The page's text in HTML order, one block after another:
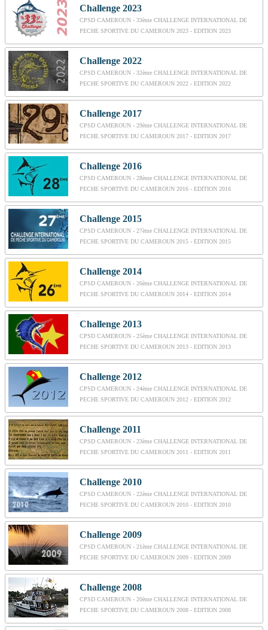
Challenge 2023
CPSD CAMEROUN - 33ème CHALLENGE INTERNATIONAL DE
PECHE SPORTIVE DU CAMEROUN 2023 - EDITION 2023
Challenge 2022
CPSD CAMEROUN - 32ème CHALLENGE INTERNATIONAL DE
PECHE SPORTIVE DU CAMEROUN 2022 - EDITION 2022
Challenge 2017
CPSD CAMEROUN - 29ème CHALLENGE INTERNATIONAL DE
PECHE SPORTIVE DU CAMEROUN 2017 - EDITION 2017
Challenge 2016
CPSD CAMEROUN - 28ème CHALLENGE INTERNATIONAL DE
PECHE SPORTIVE DU CAMEROUN 2016 - EDITION 2016
Challenge 2015
CPSD CAMEROUN - 27ème CHALLENGE INTERNATIONAL DE
PECHE SPORTIVE DU CAMEROUN 2015 - EDITION 2015
Challenge 2014
CPSD CAMEROUN - 26ème CHALLENGE INTERNATIONAL DE
PECHE SPORTIVE DU CAMEROUN 2014 - EDITION 2014
Challenge 2013
CPSD CAMEROUN - 25ème CHALLENGE INTERNATIONAL DE
PECHE SPORTIVE DU CAMEROUN 2013 - EDITION 2013
Challenge 2012
CPSD CAMEROUN - 24ème CHALLENGE INTERNATIONAL DE
PECHE SPORTIVE DU CAMEROUN 2012 - EDITION 2012
Challenge 2011
CPSD CAMEROUN - 23ème CHALLENGE INTERNATIONAL DE
PECHE SPORTIVE DU CAMEROUN 2011 - EDITION 2011
Challenge 2010
CPSD CAMEROUN - 22ème CHALLENGE INTERNATIONAL DE
PECHE SPORTIVE DU CAMEROUN 2010 - EDITION 2010
Challenge 2009
CPSD CAMEROUN - 21ème CHALLENGE INTERNATIONAL DE
PECHE SPORTIVE DU CAMEROUN 2009 - EDITION 2009
Challenge 2008
CPSD CAMEROUN - 20ème CHALLENGE INTERNATIONAL DE
PECHE SPORTIVE DU CAMEROUN 2008 - EDITION 2008